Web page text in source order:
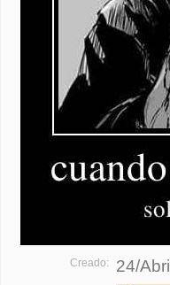
Creado: 24/